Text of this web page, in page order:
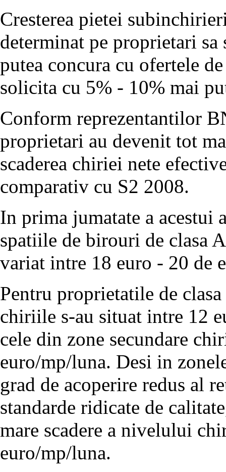
Cresterea pietei
determinat pe proprietari
putea concura cu ofertele
solicita cu 5% - 10% mai
Conform reprezentantilor
proprietari au devenit tot
scaderea chiriei nete
comparativ cu S2 2008.
In prima jumatate a
spatiile de birouri de clasa
variat intre 18 euro - 20 de
Pentru proprietatile de
chiriile s-au situat intre 12
cele din zone secundare
euro/mp/luna. Desi in
grad de acoperire redus al
standarde ridicate de
mare scadere a nivelului
euro/mp/luna.